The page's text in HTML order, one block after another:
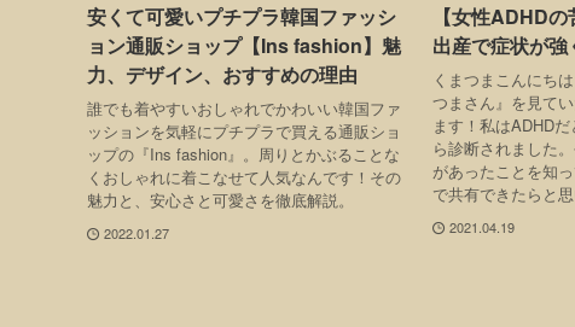
安くて可愛いプチプラ韓国ファッシ
ョン通販ショップ【Ins fashion】魅
力、デザイン、おすすめの理由
誰でも着やすいおしゃれでかわいい韓国ファ
ッションを気軽にプチプラで買える通販ショ
ップの『Ins fashion』。周りとかぶることな
くおしゃれに着こなせて人気なんです！その
魅力と、安心さと可愛さを徹底解説。
2022.01.27
【女性ADHDの
出産で症状が強
くまつまこんにち
つまさん』を見て
ます！私はADHD
ら診断されました
があったことを知
で共有できたらと
2021.04.19